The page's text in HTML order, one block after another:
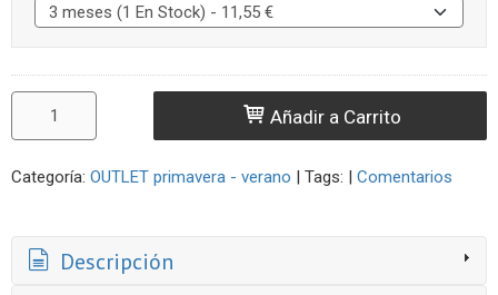
Añadir a Carrito
Categoría: OUTLET primavera - verano | Tags: | Comentarios
Descripción